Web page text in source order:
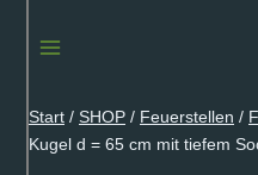
Inhalt
Start / SHOP / Feuerstellen /
Kugel d = 65 cm mit tiefem